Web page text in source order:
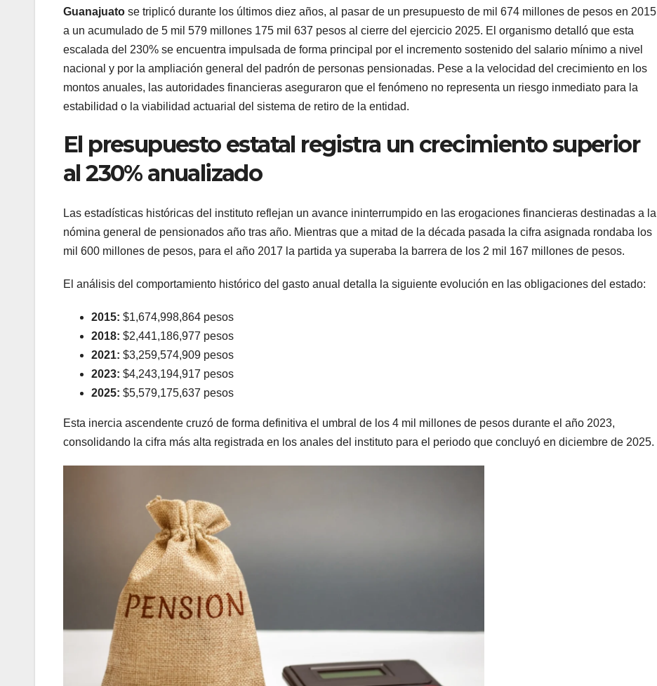
Guanajuato se triplicó durante los últimos diez años, al pasar de un presupuesto de mil 674 millones de pesos en 2015
a un acumulado de 5 mil 579 millones 175 mil 637 pesos al cierre del ejercicio 2025. El organismo detalló que esta
escalada del 230% se encuentra impulsada de forma principal por el incremento sostenido del salario mínimo a nivel
nacional y por la ampliación general del padrón de personas pensionadas. Pese a la velocidad del crecimiento en los
montos anuales, las autoridades financieras aseguraron que el fenómeno no representa un riesgo inmediato para la
estabilidad o la viabilidad actuarial del sistema de retiro de la entidad.
El presupuesto estatal registra un crecimiento superior
al 230% anualizado
Las estadísticas históricas del instituto reflejan un avance ininterrumpido en las erogaciones financieras destinadas a la
nómina general de pensionados año tras año. Mientras que a mitad de la década pasada la cifra asignada rondaba los
mil 600 millones de pesos, para el año 2017 la partida ya superaba la barrera de los 2 mil 167 millones de pesos.
El análisis del comportamiento histórico del gasto anual detalla la siguiente evolución en las obligaciones del estado:
2015: $1,674,998,864 pesos
2018: $2,441,186,977 pesos
2021: $3,259,574,909 pesos
2023: $4,243,194,917 pesos
2025: $5,579,175,637 pesos
Esta inercia ascendente cruzó de forma definitiva el umbral de los 4 mil millones de pesos durante el año 2023,
consolidando la cifra más alta registrada en los anales del instituto para el periodo que concluyó en diciembre de 2025.